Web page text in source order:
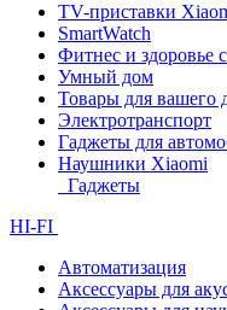
TV-приставки
SmartWatch
Фитнес и здоровье
Умный дом
Товары для вашего
Электротранспорт
Гаджеты для
Наушники Xiaomi
Гаджеты
HI-FI
Автоматизация
Аксессуары для